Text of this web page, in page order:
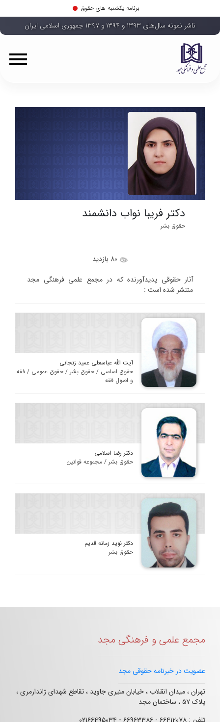
برنامه یکشنبه های حقوق
ناشر نمونه سال‌های ۱۳۹۳ و ۱۳۹۴ و ۱۳۹۷ جمهوری اسلامی ایران
دکتر فریبا نواب دانشمند
حقوق بشر
آثار حقوقی پدیدآورنده که در مجمع علمی فرهنگی مجد
منتشر شده است :
آیت الله عباسعلی عمید زنجانی
حقوق اساسی / حقوق بشر / حقوق عمومی / فقه
و اصول فقه
دکتر رضا اسلامی
حقوق بشر / مجموعه قوانین
دکتر نوید زمانه قدیم
حقوق بشر
مجمع علمی و فرهنگی مجد
عضویت در خبرنامه حقوقی مجد
تهران ، میدان انقلاب ، خیابان منیری جاوید ، تقاطع شهدای ژاندارمری ،
پلاک ۵۷ ، ساختمان مجد